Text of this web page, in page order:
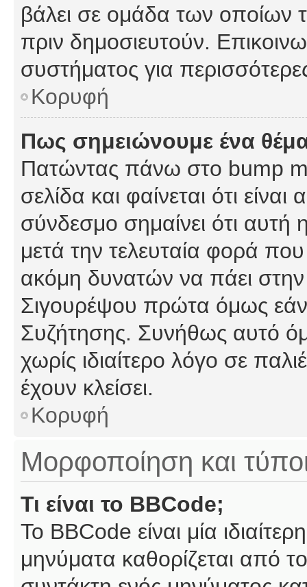
βάλει σε ομάδα των οποίων
πριν δημοσιευτούν.
συστήματος για
Κορυφή
Πως σημειώνουμε ένα
Πατώντας πάνω στο bump
σελίδα και φαίνεται ότι
σύνδεσμο σημαίνει ότι αυτή
μετά την τελευταία φορά που
ακόμη δυνατών να πάει
Σιγουρέψου πρώτα όμως εάν
Συζήτησης. Συνήθως αυτό
χωρίς ιδιαίτερο λόγο σε
έχουν κλείσει.
Κορυφή
Μορφοποίηση και
Τι είναι το BBCode;
Το BBCode είναι μία
μηνύματα καθορίζεται από